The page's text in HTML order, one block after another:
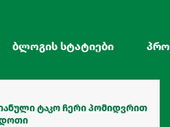
ბლოგის სტატიები
ტაკო ჩერი პომიდვრით